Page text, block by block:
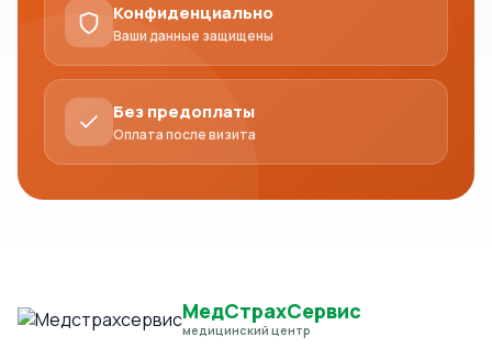
Конфиденциально
Ваши данные защищены
Без предоплаты
Оплата после визита
МедСтрахСервис
медицинский центр